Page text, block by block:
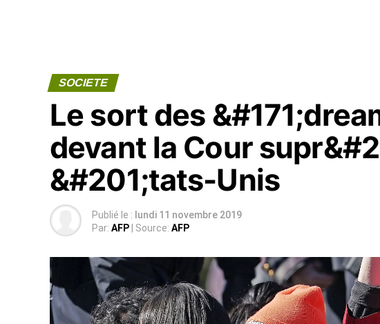
SOCIETE
Le sort des
devant la Cour
&#201;tats-Unis
Publié le : lundi 11 novembre 2019
Par: AFP | Source: AFP